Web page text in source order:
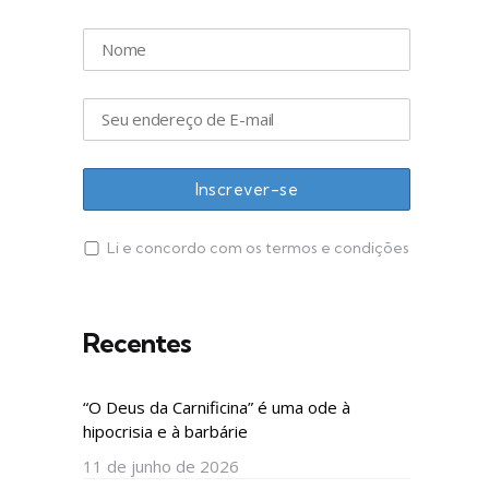
Li e concordo com os termos e condições
Recentes
“O Deus da Carnificina” é uma ode à
hipocrisia e à barbárie
11 de junho de 2026